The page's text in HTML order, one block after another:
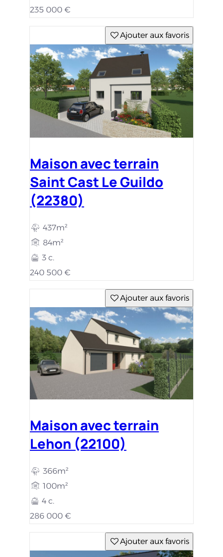
235 000 €
Ajouter aux favoris
Maison avec terrain
Saint Cast Le Guildo
(22380)
437m²
84m²
3 c.
240 500 €
Ajouter aux favoris
Maison avec terrain
Lehon (22100)
366m²
100m²
4 c.
286 000 €
Ajouter aux favoris